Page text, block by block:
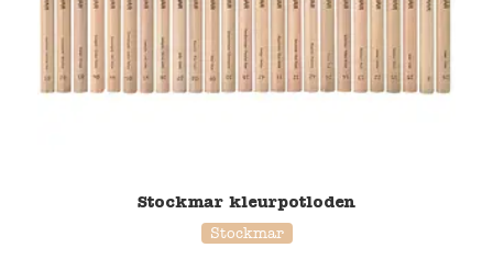
Stockmar kleurpotloden
Stockmar